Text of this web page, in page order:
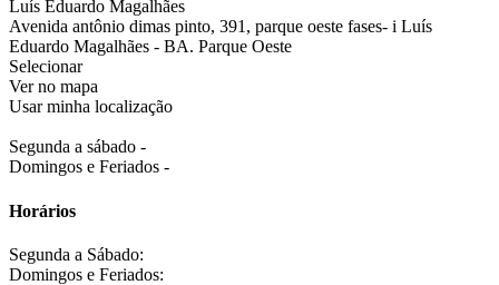
Luís Eduardo Magalhães
Avenida antônio dimas pinto, 391, parque oeste fases- i Luís
Eduardo Magalhães - BA. Parque Oeste
Selecionar
Ver no mapa
Usar minha localização
Segunda a sábado -
Domingos e Feriados -
Horários
Segunda a Sábado:
Domingos e Feriados: